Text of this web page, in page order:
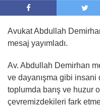
Avukat Abdullah
mesaj yayımladı.
Av. Abdullah Demirhan
ve dayanışma gibi insani
toplumda barış ve huzur
çevremizdekileri fark